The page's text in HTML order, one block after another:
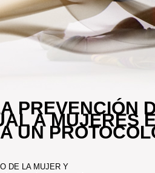
PREVENCIÓN
A MUJERES
UN
DE LA MUJER Y